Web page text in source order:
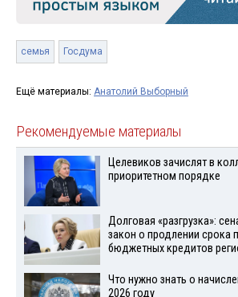
семья Госдума
Ещё материалы: Анатолий Выборный
Рекомендуемые материалы
Целевиков зачислят в
приоритетном порядке
Долговая «разгрузка»:
закон о продлении срока
бюджетных кредитов
Что нужно знать о
2026 году